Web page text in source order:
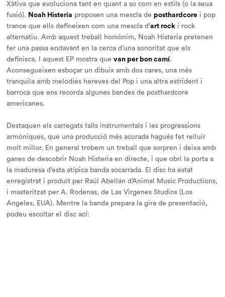
Xàtiva que evoluciona tant en quant a so com en estils (o la seua
fusió). Noah Histeria proposen una mescla de posthardcore i pop
trance que ells defineixen com una mescla d’art rock i rock
alternatiu. Amb aquest treball homònim, Noah Histeria pretenen
fer una passa endavant en la cerca d’una sonoritat que els
definisca. I aquest EP mostra que van per bon camí.
Aconsegueixen esboçar un dibuix amb dos cares, una més
tranquila amb melodies hereves del Pop i una altra estrident i
barroca que ens recorda algunes bandes de posthardcore
americanes.
Destaquen els carregats talls instrumentals i les progressions
armòniques, que una producció més acurada hagués fet relluir
molt millor. En general trobem un treball que sorpren i deixa amb
ganes de descobrir Noah Histeria en directe, i que obri la porta a
la maduresa d’esta atípica banda socarrada. El disc ha estat
enregistrat i produït per Raúl Abellán d’Animal Music Productions,
i masteritzat per A. Rodenas, de Las Virgenes Studios (Los
Angeles, EUA). Mentre la banda prepara la gira de presentació,
podeu escoltar el disc ací: